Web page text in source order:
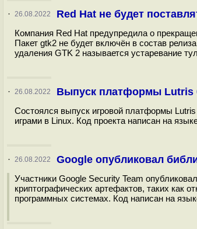
· 26.08.2022 Red Hat не будет
Компания Red Hat предупредила о
Пакет gtk2 не будет включён в состав
удаления GTK 2 называется устаревание
· 26.08.2022 Выпуск платформы Lutris
Состоялся выпуск игровой платформы
играми в Linux. Код проекта написан на
· 26.08.2022 Google опубликовал
Участники Google Security Team
криптографических артефактов, таких
программных системах. Код написан на